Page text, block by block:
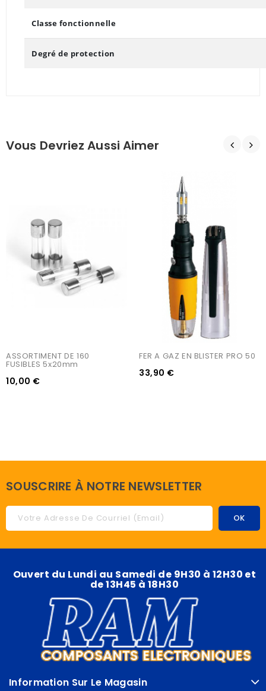
Classe fonctionnelle
Degré de protection
Vous Devriez Aussi Aimer
ASSORTIMENT DE 160
FUSIBLES 5x20mm
10,00 €
FER A GAZ EN BLISTER PRO 50
33,90 €
SOUSCRIRE À NOTRE NEWSLETTER
Ouvert du Lundi au Samedi de 9H30 à 12H30 et
de 13H45 à 18H30
Information Sur Le Magasin